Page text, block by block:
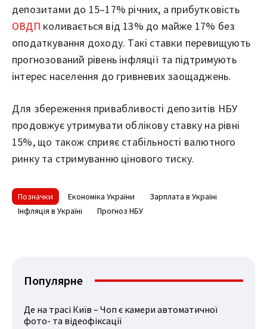
депозитами до 15–17% річних, а прибутковість
ОВДП коливається від 13% до майже 17% без
оподаткування доходу. Такі ставки перевищують
прогнозований рівень інфляції та підтримують
інтерес населення до гривневих заощаджень.
Для збереження привабливості депозитів НБУ
продовжує утримувати облікову ставку на рівні
15%, що також сприяє стабільності валютного
ринку та стримуванню цінового тиску.
Позначки Економіка України
Зарплата в Україні
Інфляція в Україні
Прогноз НБУ
Популярне
Де на трасі Київ – Чоп є камери автоматичної
фото- та відеофіксації